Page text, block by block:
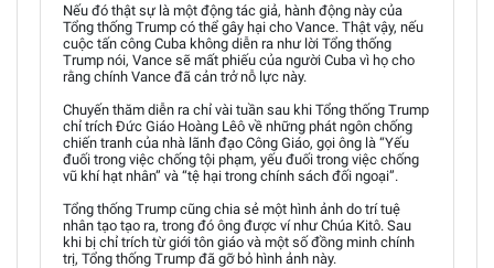
Nếu đó thật sự là một động tác giả, hành động này của
Tổng thống Trump có thể gây hại cho Vance. Thật vậy, nếu
cuộc tấn công Cuba không diễn ra như lời Tổng thống
Trump nói, Vance sẽ mất phiếu của người Cuba vì họ cho
rằng chính Vance đã cản trở nỗ lực này.
Chuyến thăm diễn ra chỉ vài tuần sau khi Tổng thống Trump
chỉ trích Đức Giáo Hoàng Lêô về những phát ngôn chống
chiến tranh của nhà lãnh đạo Công Giáo, gọi ông là “Yếu
đuối trong việc chống tội phạm, yếu đuối trong việc chống
vũ khí hạt nhân” và “tệ hại trong chính sách đối ngoại”.
Tổng thống Trump cũng chia sẻ một hình ảnh do trí tuệ
nhân tạo tạo ra, trong đó ông được ví như Chúa Kitô. Sau
khi bị chỉ trích từ giới tôn giáo và một số đồng minh chính
trị, Tổng thống Trump đã gỡ bỏ hình ảnh này.